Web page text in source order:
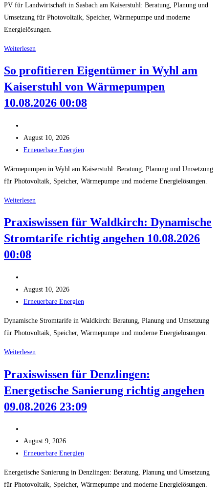
PV für Landwirtschaft in Sasbach am Kaiserstuhl: Beratung, Planung und
Umsetzung für Photovoltaik, Speicher, Wärmepumpe und moderne
Energielösungen.
Weiterlesen
Landwirtschaft:
Chancen
Privathaushalte
Gewerbe
am
Kaiserstuhl
So profitieren Eigentümer in Wyhl am
Kaiserstuhl von Wärmepumpen
10.08.2026 00:08
Autor:
Beitrag
veröffentlicht:
August 10, 2026
Beitrags-
Erneuerbare Energien
Wärmepumpen in Wyhl am Kaiserstuhl: Beratung, Planung und Umsetzung
für Photovoltaik, Speicher, Wärmepumpe und moderne Energielösungen.
Weiterlesen
Eigentümer
in
Wärmepumpen
00:08
Praxiswissen für Waldkirch: Dynamische
Stromtarife richtig angehen 10.08.2026
00:08
Autor:
Beitrag
veröffentlicht:
August 10, 2026
Beitrags-
Erneuerbare Energien
Dynamische Stromtarife in Waldkirch: Beratung, Planung und Umsetzung
für Photovoltaik, Speicher, Wärmepumpe und moderne Energielösungen.
Weiterlesen
Waldkirch:
Dynamische
richtig
10.08.2026
00:08
Praxiswissen für Denzlingen:
Energetische Sanierung richtig angehen
09.08.2026 23:09
Autor:
Beitrag
veröffentlicht:
August 9, 2026
Beitrags-
Erneuerbare Energien
Energetische Sanierung in Denzlingen: Beratung, Planung und Umsetzung
für Photovoltaik, Speicher, Wärmepumpe und moderne Energielösungen.